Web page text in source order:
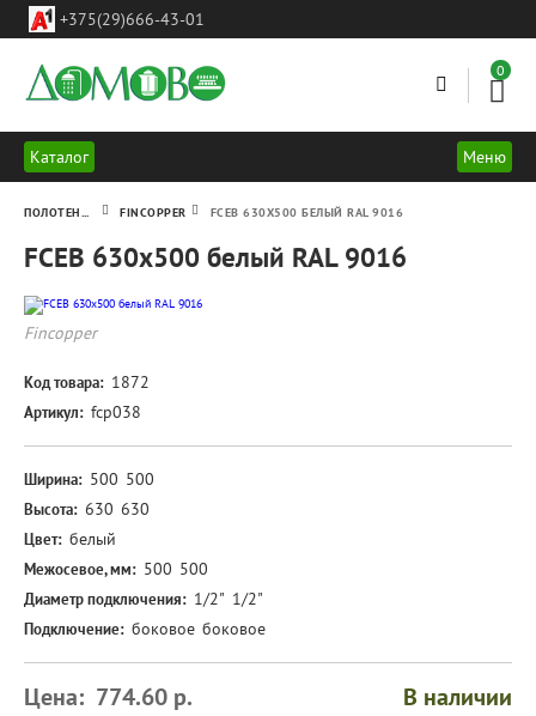
Украинки
г.Минск
+375(29)666-43-01
0
Каталог Меню
FCEB 630х500 белый RAL 9016
FINCOPPER FCEB 630Х500 БЕЛЫЙ RAL 9016
FCEB
630х500
белый
RAL
9016
Fincopper
Код товара: 1872
Артикул: fcp038
Ширина: 500 500
Высота: 630 630
Цвет: белый
Межосевое, мм: 500 500
Диаметр подключения: 1/2" 1/2"
Подключение: боковое боковое
Цена: 774.60 р. В наличии